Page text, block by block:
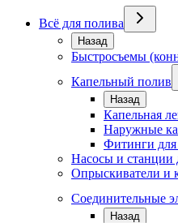
Всё для полива
Назад
Быстросъемы
Капельный полив
Назад
Капельная
Наружные
Фитинги
Насосы и станции
Опрыскиватели и
Соединительные
Назад